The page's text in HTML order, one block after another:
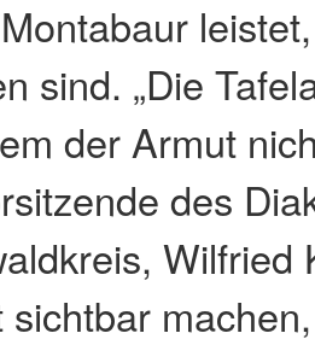
sind. „Die
der Armut
des
Wilfried